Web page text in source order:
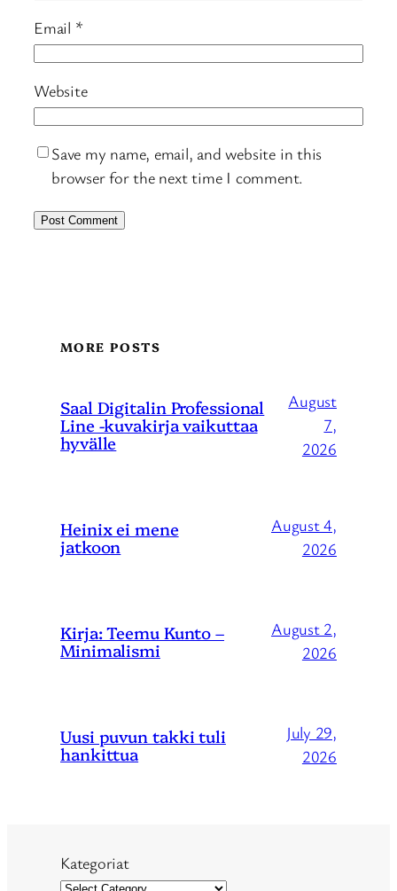
Email *
Website
Save my name, email, and website in this
browser for the next time I comment.
MORE POSTS
Saal Digitalin Professional
Line -kuvakirja vaikuttaa
hyvälle
August
7,
2026
Heinix ei mene
jatkoon
August 4,
2026
Kirja: Teemu Kunto –
Minimalismi
August 2,
2026
Uusi puvun takki tuli
hankittua
July 29,
2026
Kategoriat